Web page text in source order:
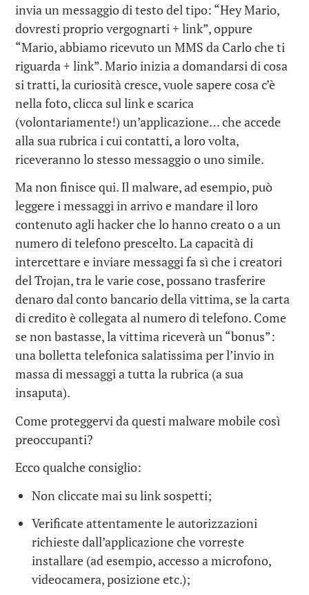
invia un messaggio di testo del tipo: “Hey Mario,
dovresti proprio vergognarti + link”, oppure
“Mario, abbiamo ricevuto un MMS da Carlo che ti
riguarda + link”. Mario inizia a domandarsi di cosa
si tratti, la curiosità cresce, vuole sapere cosa c’è
nella foto, clicca sul link e scarica
(volontariamente!) un’applicazione… che accede
alla sua rubrica i cui contatti, a loro volta,
riceveranno lo stesso messaggio o uno simile.
Ma non finisce qui. Il malware, ad esempio, può
leggere i messaggi in arrivo e mandare il loro
contenuto agli hacker che lo hanno creato o a un
numero di telefono prescelto. La capacità di
intercettare e inviare messaggi fa sì che i creatori
del Trojan, tra le varie cose, possano trasferire
denaro dal conto bancario della vittima, se la carta
di credito è collegata al numero di telefono. Come
se non bastasse, la vittima riceverà un “bonus”:
una bolletta telefonica salatissima per l’invio in
massa di messaggi a tutta la rubrica (a sua
insaputa).
Come proteggervi da questi malware mobile così
preoccupanti?
Ecco qualche consiglio:
Non cliccate mai su link sospetti;
Verificate attentamente le autorizzazioni
richieste dall’applicazione che vorreste
installare (ad esempio, accesso a microfono,
videocamera, posizione etc.);